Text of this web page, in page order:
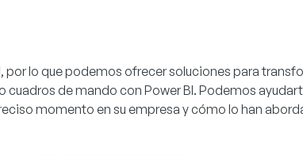
lo que podemos ofrecer soluciones para
cuadros de mando con Power BI. Podemos
momento en su empresa y cómo lo han